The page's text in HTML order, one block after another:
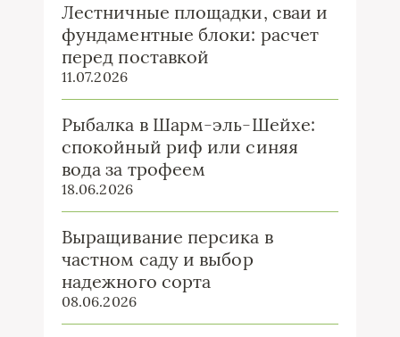
Лестничные площадки, сваи и
фундаментные блоки: расчет
перед поставкой
11.07.2026
Рыбалка в Шарм-эль-Шейхе:
спокойный риф или синяя
вода за трофеем
18.06.2026
Выращивание персика в
частном саду и выбор
надежного сорта
08.06.2026